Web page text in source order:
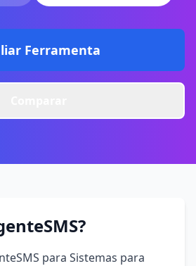
Ferramenta
para Sistemas para